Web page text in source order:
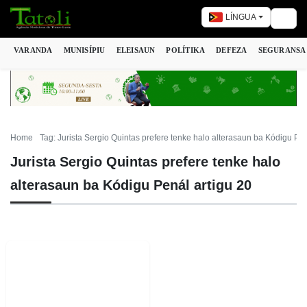
LÍNGUA
VARANDA MUNISÍPIU ELEISAUN POLÍTIKA DEFEZA SEGURANSA
Home Tag: Jurista Sergio Quintas prefere tenke halo alterasaun ba Kódigu
Jurista Sergio Quintas prefere tenke halo
alterasaun ba Kódigu Penál artigu 20